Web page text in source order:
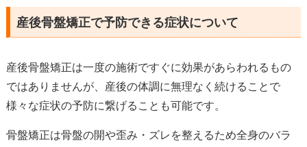
産後骨盤矯正で予防できる症状について
産後骨盤矯正は一度の施術ですぐに効果があらわれるもの
ではありませんが、産後の体調に無理なく続けることで
様々な症状の予防に繋げることも可能です。
骨盤矯正は骨盤の開や歪み・ズレを整えるため全身のバラ